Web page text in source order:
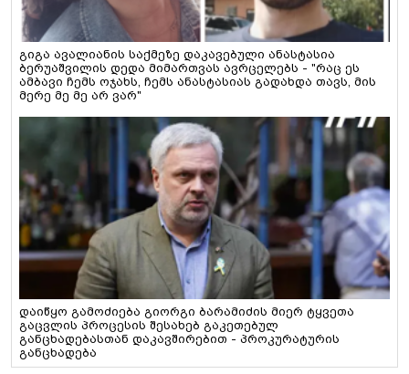
გიგა ავალიანის საქმეზე დაკავებული ანასტასია
ბერუაშვილის დედა მიმართვას ავრცელებს - "რაც ეს
ამბავი ჩემს ოჯახს, ჩემს ანასტასიას გადახდა თავს, მის
მერე მე მე არ ვარ"
დაიწყო გამოძიება გიორგი ბარამიძის მიერ ტყვეთა
გაცვლის პროცესის შესახებ გაკეთებულ
განცხადებასთან დაკავშირებით - პროკურატურის
განცხადება